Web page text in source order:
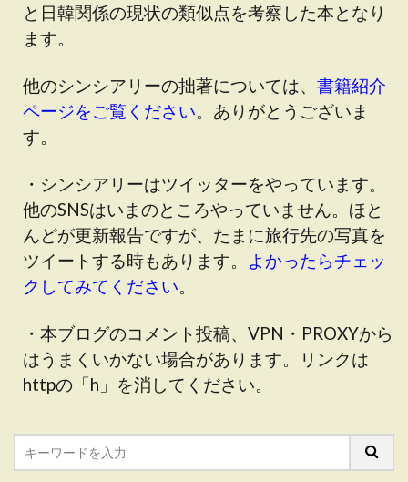
と日韓関係の現状の類似点を考察した本となり
ます。
他のシンシアリーの拙著については、 書籍紹介
ページをご覧ください。ありがとうございま
す。
・シンシアリーはツイッターをやっています。
他のSNSはいまのところやっていません。ほと
んどが更新報告ですが、たまに旅行先の写真を
ツイートする時もあります。 よかったらチェッ
クしてみてください。
・本ブログのコメント投稿、VPN・PROXYから
はうまくいかない場合があります。リンクは
httpの「h」を消してください。